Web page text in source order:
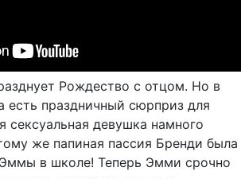
Рождество с отцом. Но в
есть праздничный сюрприз для
сексуальная девушка намного
же папиная пассия Бренди была
в школе! Теперь Эмми срочно